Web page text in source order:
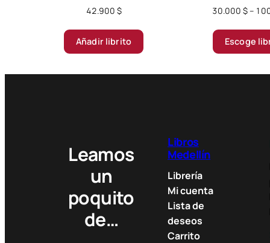
42.900 $
Añadir librito
30.000 $–
Escoge
Leamos
un
poquito
de…
Libros
Medellín
Librería
Mi cuenta
Lista de
deseos
Carrito